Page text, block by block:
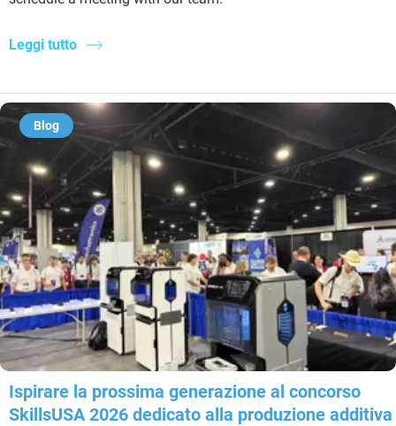
Leggi tutto
Blog
Ispirare la prossima generazione al concorso
SkillsUSA 2026 dedicato alla produzione additiva